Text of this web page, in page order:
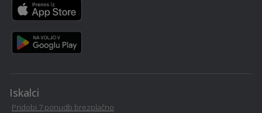
Semic
Vedeževanje - Semic
Iskalci
Pridobi 7 ponudb brezplačno